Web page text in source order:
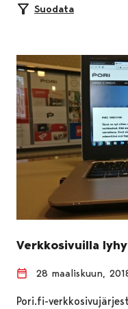
Suodata
Verkkosivuilla
28 maaliskuun,
Pori.fi-